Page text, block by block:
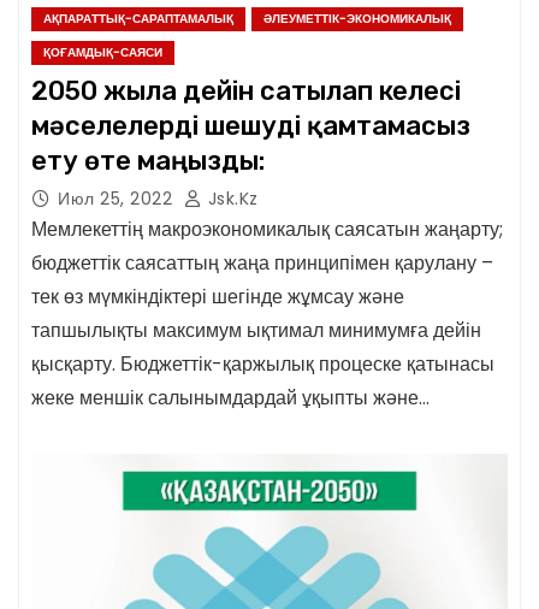
АҚПАРАТТЫҚ-САРАПТАМАЛЫҚ
ӘЛЕУМЕТТІК-ЭКОНОМИКАЛЫҚ
ҚОҒАМДЫҚ-САЯСИ
2050 жылға дейін сатылап келесі
мәселелерді шешуді қамтамасыз
ету өте маңызды:
Июл 25, 2022 Jsk.kz
Мемлекеттің макроэкономикалық саясатын жаңарту;
бюджеттік саясаттың жаңа принципімен қарулану –
тек өз мүмкіндіктері шегінде жұмсау және
тапшылықты максимум ықтимал минимумға дейін
қысқарту. Бюджеттік-қаржылық процеске қатынасы
жеке меншік салынымдардай ұқыпты және…